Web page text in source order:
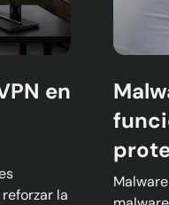
en
la